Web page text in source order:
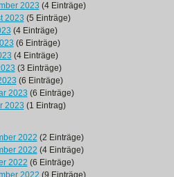
2023 (4 Einträge)
2023 (5 Einträge)
(4 Einträge)
(6 Einträge)
(4 Einträge)
(3 Einträge)
(6 Einträge)
2023 (6 Einträge)
2023 (1 Eintrag)
2022 (2 Einträge)
2022 (4 Einträge)
2022 (6 Einträge)
2022 (9 Einträge)